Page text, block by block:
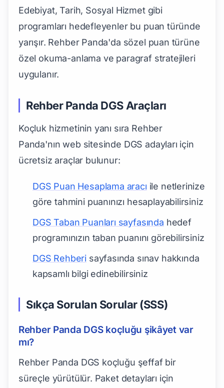
Edebiyat, Tarih, Sosyal Hizmet gibi
programları hedefleyenler bu puan türünde
yarışır. Rehber Panda'da sözel puan türüne
özel okuma-anlama ve paragraf stratejileri
uygulanır.
Rehber Panda DGS Araçları
Koçluk hizmetinin yanı sıra Rehber
Panda'nın web sitesinde DGS adayları için
ücretsiz araçlar bulunur:
DGS Puan Hesaplama aracı ile netlerinize
göre tahmini puanınızı hesaplayabilirsiniz
DGS Taban Puanları sayfasında hedef
programınızın taban puanını görebilirsiniz
DGS Rehberi sayfasında sınav hakkında
kapsamlı bilgi edinebilirsiniz
Sıkça Sorulan Sorular (SSS)
Rehber Panda DGS koçluğu şikâyet var
mı?
Rehber Panda DGS koçluğu şeffaf bir
süreçle yürütülür. Paket detayları için